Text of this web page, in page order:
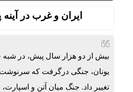
ایران و غرب در آینه
بیش از دو هزار سال پیش، در شبه
یونان، جنگی درگرفت که سرنوشت
تغییر داد. جنگ میان آتن و